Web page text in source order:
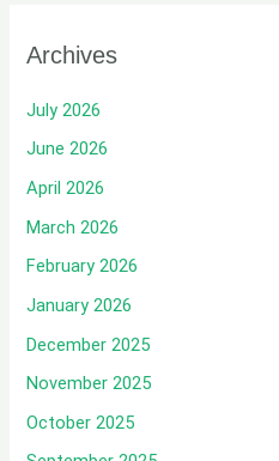
Archives
July 2026
June 2026
April 2026
March 2026
February 2026
January 2026
December 2025
November 2025
October 2025